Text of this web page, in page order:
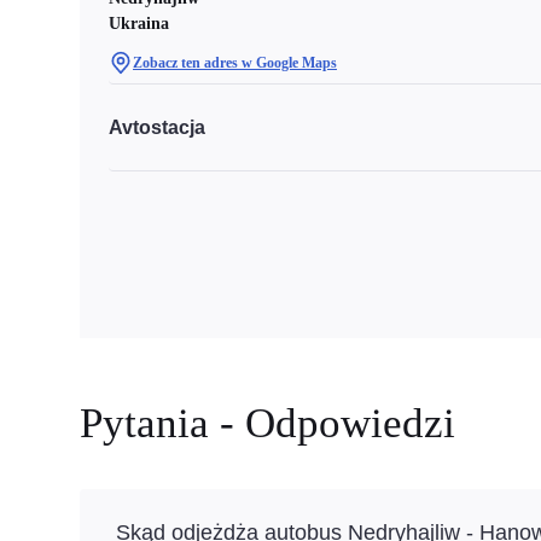
Ukraina
Zobacz ten adres w Google Maps
Avtostacja
Pytania - Odpowiedzi
Skąd odjeżdża autobus Nedryhajliw -